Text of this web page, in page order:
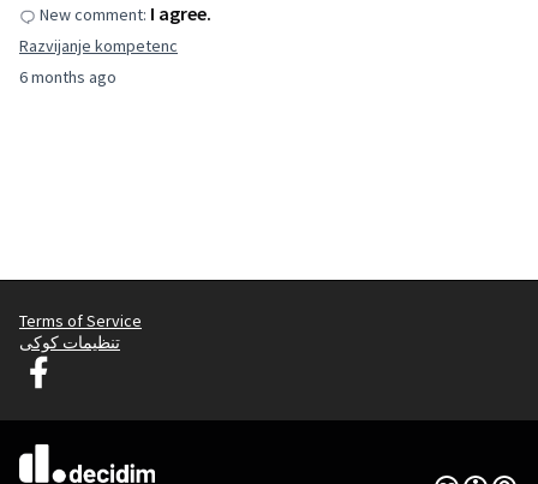
6 months ago
New comment: I agree.
Razvijanje kompetenc
Terms of Service
تنظیمات کوکی